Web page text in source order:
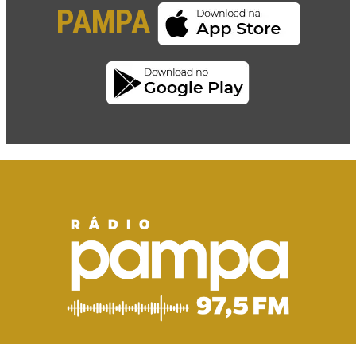
PAMPA